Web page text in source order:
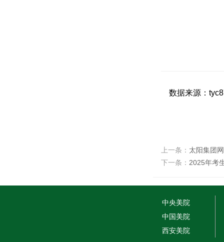
数据来源：
上一条： 太阳集团
下一条： 2025年考
中央美院
中国美院
西安美院